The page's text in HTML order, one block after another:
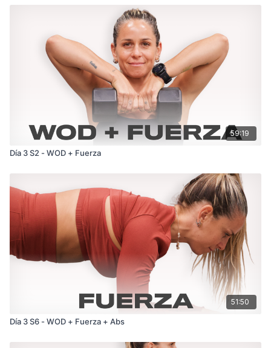
59:19
Día 3 S2 - WOD + Fuerza
51:50
Día 3 S6 - WOD + Fuerza + Abs